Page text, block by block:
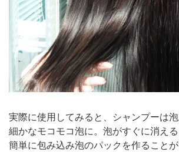
実際に使用してみると、シャンプーは
細かなモコモコ泡に。泡がすぐに消え
簡単に包み込み泡のパックを作ることが